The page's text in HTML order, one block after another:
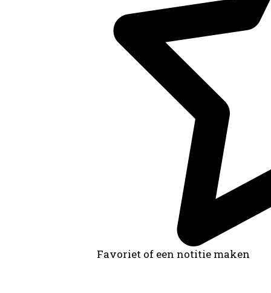
Favoriet of een notitie maken